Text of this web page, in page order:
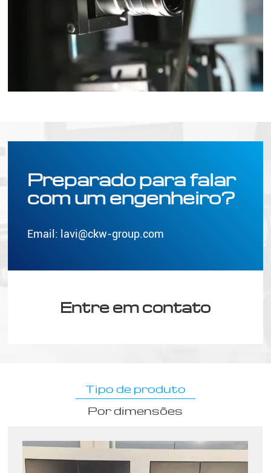
Preparado para falar
com um engenheiro?
Email: lavi@ckw-group.com
Entre em contato
Tipo de produto
Por dimensões